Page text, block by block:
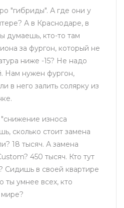
"гибриды". А где они у
А в Краснодаре, в
думаешь, кто-то там
за фургон, который не
ниже -15? Не надо
Нам нужен фургон,
в него залить солярку из
износа
сколько стоит замена
18 тысяч. А замена
450 тысяч. Кто тут
Сидишь в своей квартире
ты умнее всех, кто
мире?